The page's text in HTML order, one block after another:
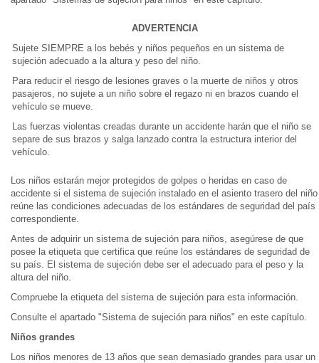
ADVERTENCIA
Sujete SIEMPRE a los bebés y niños pequeños en un sistema de
sujeción adecuado a la altura y peso del niño.
Para reducir el riesgo de lesiones graves o la muerte de niños y otros
pasajeros, no sujete a un niño sobre el regazo ni en brazos cuando el
vehículo se mueve.
Las fuerzas violentas creadas durante un accidente harán que el niño se
separe de sus brazos y salga lanzado contra la estructura interior del
vehículo.
Los niños estarán mejor protegidos de golpes o heridas en caso de
accidente si el sistema de sujeción instalado en el asiento trasero del niño
reúne las condiciones adecuadas de los estándares de seguridad del país
correspondiente.
Antes de adquirir un sistema de sujeción para niños, asegúrese de que
posee la etiqueta que certifica que reúne los estándares de seguridad de
su país. El sistema de sujeción debe ser el adecuado para el peso y la
altura del niño.
Compruebe la etiqueta del sistema de sujeción para esta información.
Consulte el apartado "Sistema de sujeción para niños" en este capítulo.
Niños grandes
Los niños menores de 13 años que sean demasiado grandes para usar un